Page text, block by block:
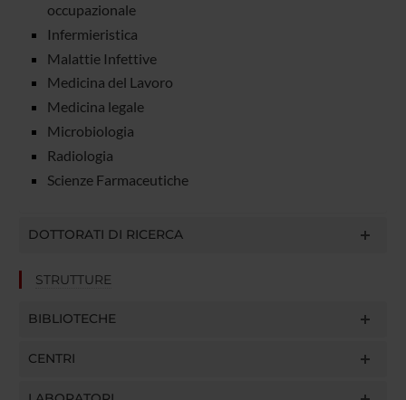
occupazionale
Infermieristica
Malattie Infettive
Medicina del Lavoro
Medicina legale
Microbiologia
Radiologia
Scienze Farmaceutiche
DOTTORATI DI RICERCA
STRUTTURE
BIBLIOTECHE
CENTRI